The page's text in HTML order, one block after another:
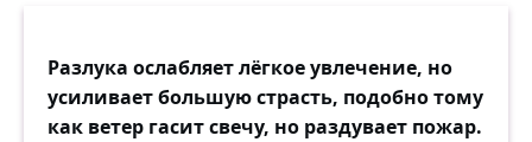
Разлука ослабляет лёгкое увлечение, но
усиливает большую страсть, подобно тому
как ветер гасит свечу, но раздувает пожар.